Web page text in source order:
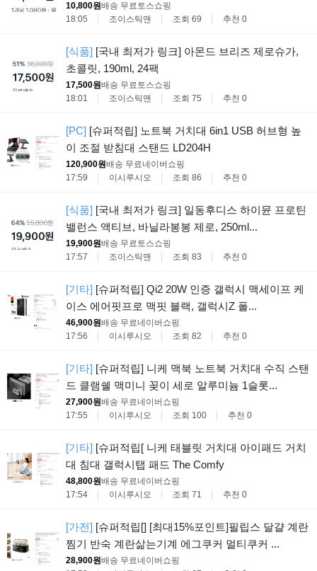
10,800원배송 무료토스쇼핑
18:05
조이스틱맨 조회 69 추천 0
[식품] [국내 최저가 링크] 아몬드 브리즈 제로슈가,
초콜릿, 190ml, 24팩
17,500원배송 무료토스쇼핑
18:01
조이스틱맨 조회 75 추천 0
[PC] [슈퍼적립] 노트북 거치대 6in1 USB 허브형 높
이 조절 받침대 스탠드 LD204H
120,900원배송 무료네이버쇼핑
17:59
이시루시오 조회 86 추천 0
[식품] [국내 최저가 링크] 일동후디스 하이뮨 프로틴
밸런스 액티브, 바닐라봉봉 제로, 250ml...
19,900원배송 무료토스쇼핑
17:57
조이스틱맨 조회 83 추천 0
[기타] [슈퍼적립] Qi2 20W 인증 갤럭시 맥세이프 케
이스 에어핏프로 맥핏 블랙, 갤럭시Z 폴...
46,900원배송 무료네이버쇼핑
17:56
이시루시오 조회 82 추천 0
[기타] [슈퍼적립] 니케 맥북 노트북 거치대 수직 스탠
드 클램쉘 맥미니 꽂이 세로 알루미늄 1슬롯...
27,900원배송 무료네이버쇼핑
17:55
이시루시오 조회 100 추천 0
[기타] [슈퍼적립[ 니케 태블릿 거치대 아이패드 거치
대 침대 갤럭시탭 패드 The Comfy
48,800원배송 무료네이버쇼핑
17:54
이시루시오 조회 71 추천 0
[가전] [슈퍼적립[] [최대15%포인트]필립스 달걀 계란
찜기 반숙 계란삶는기계 에그쿠커 멀티쿠커 ...
28,900원배송 무료네이버쇼핑